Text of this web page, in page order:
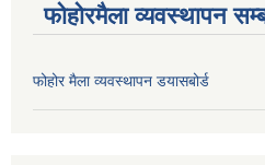
फोहोरमैला व्यवस्थापन
फोहोर मैला व्यवस्थापन डयासबोर्ड